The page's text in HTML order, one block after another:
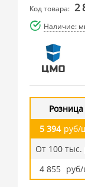
Код товара:
Наличие:
Розница
5 394 руб/
От 100 тыс.
4 855